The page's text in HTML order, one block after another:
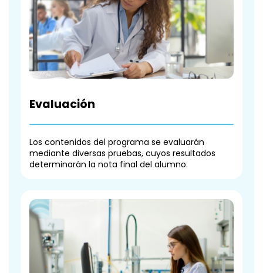
Evaluación
Los contenidos del programa se evaluarán
mediante diversas pruebas, cuyos resultados
determinarán la nota final del alumno.